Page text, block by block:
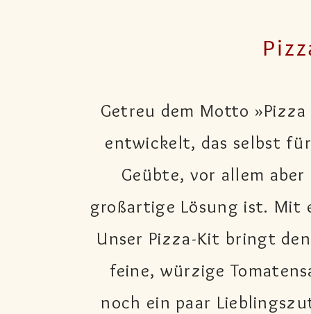
Getreu dem Motto
entwickelt, das selbst
Geübte, vor allem
großartige Lösung ist. Mit
Unser Pizza-Kit bringt
feine, würzige
noch ein paar